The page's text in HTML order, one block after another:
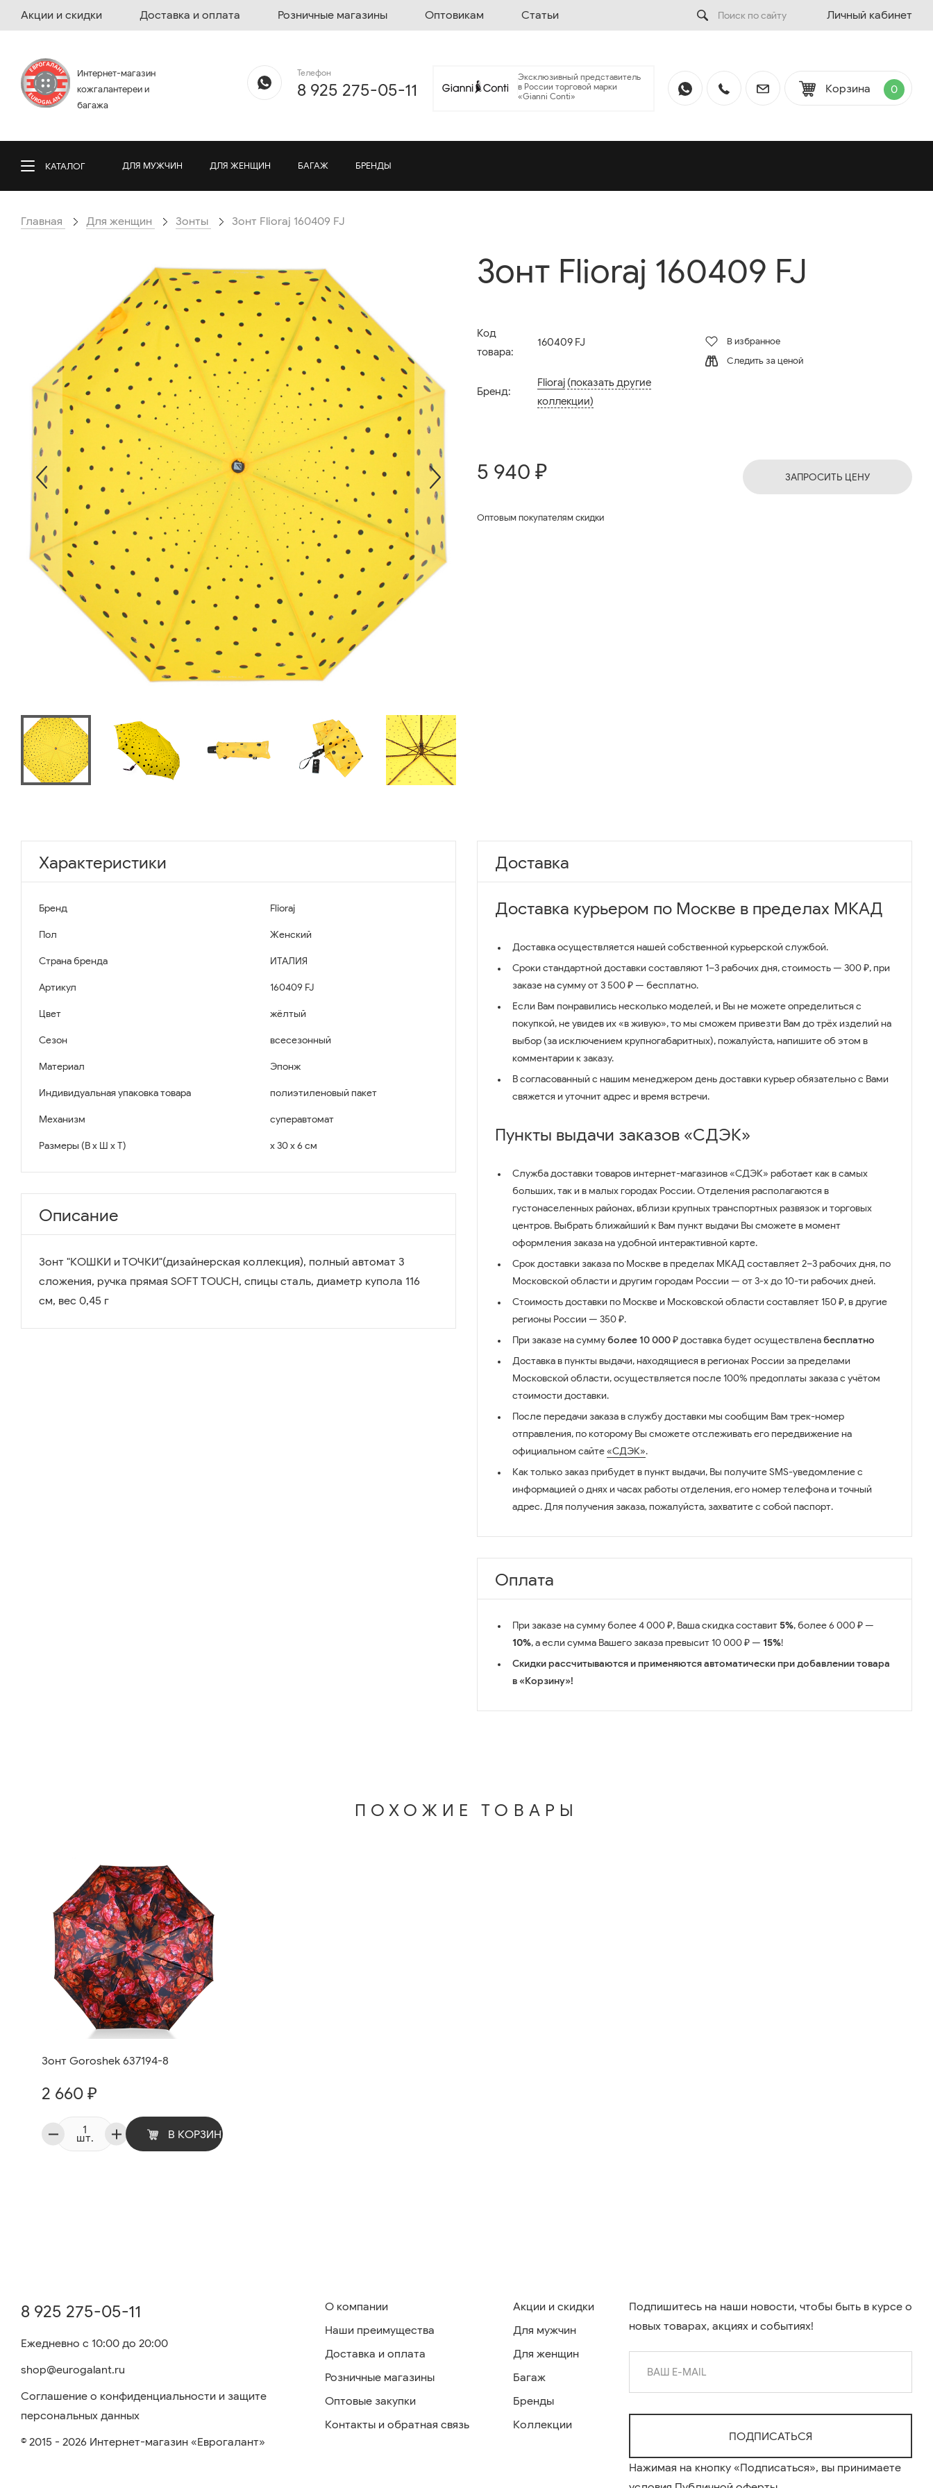
Акции и скидки Доставка и оплата Розничные магазины Оптовикам Статьи Личный кабинет
Интернет-магазин
кожгалантереи и
багажа
Телефон
8 925 275-05-11
Эксклюзивный представитель
в России торговой марки
«Gianni Conti»
Корзина 0
КАТАЛОГ ДЛЯ МУЖЧИН ДЛЯ ЖЕНЩИН БАГАЖ БРЕНДЫ
Главная Для женщин Зонты Зонт Flioraj 160409 FJ
Зонт Flioraj 160409 FJ
Код
товара:
160409 FJ
Бренд:
Flioraj (показать другие
коллекции)
В избранное
Следить за ценой
5 940 ₽
Оптовым покупателям скидки
ЗАПРОСИТЬ ЦЕНУ
Характеристики
Бренд Flioraj
Пол Женский
Страна бренда ИТАЛИЯ
Артикул 160409 FJ
Цвет жёлтый
Сезон всесезонный
Материал Эпонж
Индивидуальная упаковка товара полиэтиленовый пакет
Механизм суперавтомат
Размеры (В x Ш x Т) x 30 x 6 см
Описание
Зонт "КОШКИ и ТОЧКИ"(дизайнерская коллекция), полный автомат 3
сложения, ручка прямая SOFT TOUCH, спицы сталь, диаметр купола 116
см, вес 0,45 г
Доставка
Доставка курьером по Москве в пределах МКАД
Доставка осуществляется нашей собственной курьерской службой.
Сроки стандартной доставки составляют 1–3 рабочих дня, стоимость — 300 ₽, при
заказе на сумму от 3 500 ₽ — бесплатно.
Если Вам понравились несколько моделей, и Вы не можете определиться с
покупкой, не увидев их «в живую», то мы сможем привезти Вам до трёх изделий на
выбор (за исключением крупногабаритных), пожалуйста, напишите об этом в
комментарии к заказу.
В согласованный с нашим менеджером день доставки курьер обязательно с Вами
свяжется и уточнит адрес и время встречи.
Пункты выдачи заказов «СДЭК»
Служба доставки товаров интернет-магазинов «СДЭК» работает как в самых
больших, так и в малых городах России. Отделения располагаются в
густонаселенных районах, вблизи крупных транспортных развязок и торговых
центров. Выбрать ближайший к Вам пункт выдачи Вы сможете в момент
оформления заказа на удобной интерактивной карте.
Срок доставки заказа по Москве в пределах МКАД составляет 2–3 рабочих дня, по
Московской области и другим городам России — от 3-х до 10-ти рабочих дней.
Стоимость доставки по Москве и Московской области составляет 150 ₽, в другие
регионы России — 350 ₽.
При заказе на суммуболее 10 000 ₽доставка будет осуществленабесплатно
Доставка в пункты выдачи, находящиеся в регионах России за пределами
Московской области, осуществляется после 100% предоплаты заказа с учётом
стоимости доставки.
После передачи заказа в службу доставки мы сообщим Вам трек-номер
отправления, по которому Вы сможете отслеживать его передвижение на
официальном сайте«СДЭК».
Как только заказ прибудет в пункт выдачи, Вы получите SMS-уведомление с
информацией о днях и часах работы отделения, его номер телефона и точный
адрес. Для получения заказа, пожалуйста, захватите с собой паспорт.
Оплата
При заказе на сумму более 4 000 ₽, Ваша скидка составит5%, более 6 000 ₽ —
10%, а если сумма Вашего заказа превысит 10 000 ₽ — 15%!
Скидки рассчитываются и применяются автоматически при добавлении товара
в «Корзину»!
ПОХОЖИЕ ТОВАРЫ
Зонт Goroshek 637194-8
2 660 ₽
шт. В КОРЗИНУ
8 925 275-05-11
Ежедневно с 10:00 до 20:00
shop@eurogalant.ru
Соглашение о конфиденциальности и защите
персональных данных
© 2015 - 2026 Интернет-магазин «Еврогалант»
О компании
Наши преимущества
Доставка и оплата
Розничные магазины
Оптовые закупки
Контакты и обратная связь
Акции и скидки
Для мужчин
Для женщин
Багаж
Бренды
Коллекции
Подпишитесь на наши новости, чтобы быть в курсе о
новых товарах, акциях и событиях!
Нажимая на кнопку «Подписаться», вы принимаете